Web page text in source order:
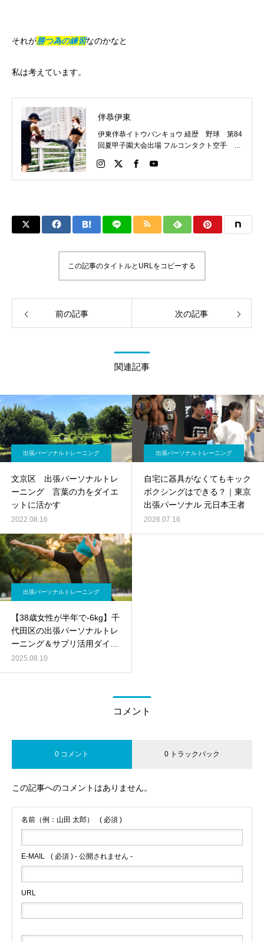
それが勝つ為の練習なのかなと
私は考えています。
伴恭伊東
伊東伴恭イトウバンキョウ 経歴 野球 第84
回夏甲子園大会出場 フルコンタクト空手 日
パーライト級新人王 FOKウェルター級王者
WMCライト級日本王者 トレーニング依頼は
この記事のタイトルとURLをコピーする
前の記事 次の記事
関連記事
出張パーソナルトレーニング
文京区 出張パーソナルトレ
ーニング 言葉の力をダイエ
ットに活かす
2022.08.16
出張パーソナルトレーニング
自宅に器具がなくてもキック
ボクシングはできる？｜東京
出張パーソナル 元日本王者
2026.07.16
出張パーソナルトレーニング
【38歳女性が半年で-6kg】千
代田区の出張パーソナルトレ
ーニング＆サプリ活用ダイエ
ット成功物語
2025.08.10
コメント
0 コメント 0 トラックバック
この記事へのコメントはありません。
名前（例：山田 太郎） ( 必須 )
E-MAIL ( 必須 ) - 公開されません -
URL